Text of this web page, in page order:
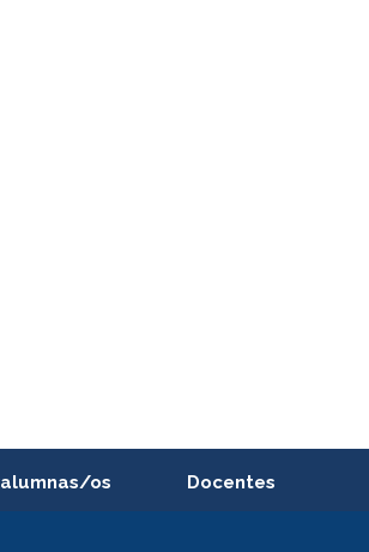
os Docentes